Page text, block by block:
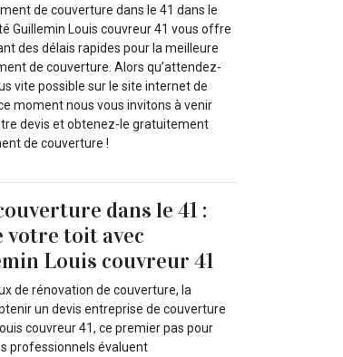
de couverture dans le 41 dans le
Guillemin Louis couvreur 41 vous offre
des délais rapides pour la meilleure
de couverture. Alors qu’attendez-
vite possible sur le site internet de
moment nous vous invitons à venir
devis et obtenez-le gratuitement
de couverture !
dans le 41 :
votre toit avec
Louis couvreur 41
de rénovation de couverture, la
un devis entreprise de couverture
couvreur 41, ce premier pas pour
professionnels évaluent